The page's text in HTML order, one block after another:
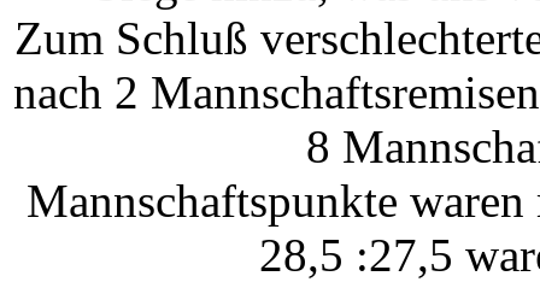
Zum Schluß
nach 2
8
Mannschaftspunkte
28,5 :27,5